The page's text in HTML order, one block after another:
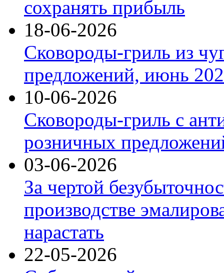
сохранять прибыль
18-06-2026
Сковороды-гриль из
предложений, июнь
10-06-2026
Сковороды-гриль с
розничных
03-06-2026
За чертой
производстве
нарастать
22-05-2026